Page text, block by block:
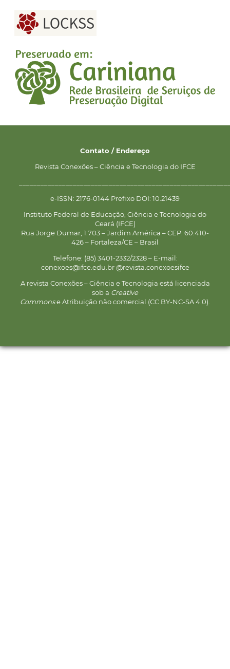
Contato / Endereço
Revista Conexões – Ciência e Tecnologia do IFCE
e-ISSN: 2176-0144 Prefixo DOI: 10.21439
Instituto Federal de Educação, Ciência e Tecnologia do
Ceará (IFCE)
Rua Jorge Dumar, 1.703 – Jardim América – CEP: 60.410-
426 – Fortaleza/CE – Brasil
Telefone: (85) 3401-2332/2328 – E-mail:
conexoes@ifce.edu.br @revista.conexoesifce
A revista Conexões – Ciência e Tecnologia está licenciada
sob a Creative
Commonse Atribuição não comercial (CC BY-NC-SA 4.0).